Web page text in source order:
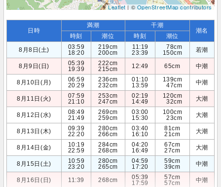
Leaflet| ©OpenStreetMap contributors
日時
満潮 干潮
潮名
時刻 潮位 時刻
潮位
8月8日(土)
03:59
18:20
219cm
200cm
11:19
23:39
78cm
150cm
若潮
8月9日(日)
05:39
19:39
222cm
215cm
12:49 65cm 中潮
8月10日(月)
06:59
20:29
236cm
232cm
01:10
13:59
139cm
47cm
中潮
8月11日(火)
07:59
21:10
253cm
247cm
02:19
14:49
120cm
32cm
大潮
8月12日(水)
08:49
21:49
269cm
259cm
03:00
15:30
100cm
23cm
大潮
8月13日(木)
09:39
22:20
280cm
266cm
03:40
16:10
81cm
21cm
大潮
8月14日(金)
10:19
22:59
284cm
268cm
04:20
16:49
67cm
27cm
大潮
8月15日(土)
10:59
23:20
280cm
265cm
04:59
17:20
59cm
39cm
中潮
8月16日(日) 11:39 268cm
05:39
17:59
57cm
57cm
中潮